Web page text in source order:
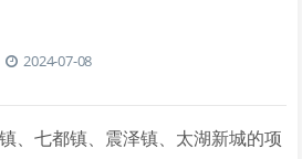
2024-07-08
、七都镇、震泽镇、太湖新城的项